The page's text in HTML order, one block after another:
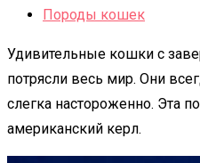
Породы кошек
Удивительные кошки с
потрясли весь мир. Они
слегка настороженно. Эта
американский керл.